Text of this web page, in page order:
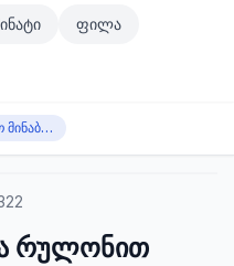
ფილა
უფოლგო მინაბამბა რულონით 16.8მ2 5X120X1400 სმ IZOCAM
რულონით